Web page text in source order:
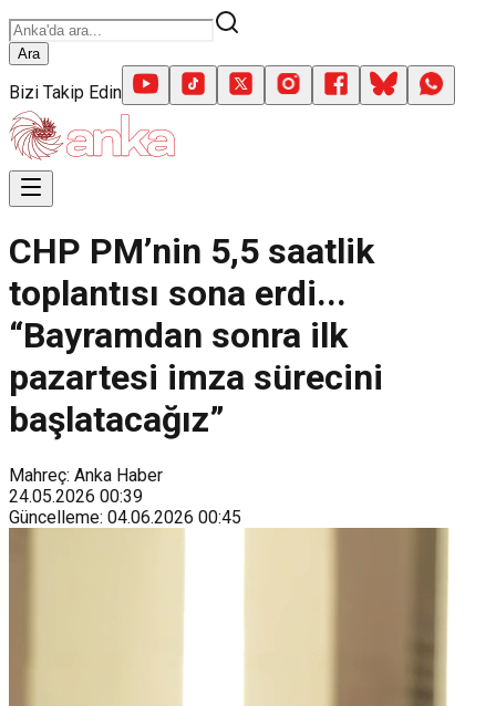
Ara
Bizi Takip Edin
CHP PM’nin 5,5 saatlik
toplantısı sona erdi...
“Bayramdan sonra ilk
pazartesi imza sürecini
başlatacağız”
Mahreç: Anka Haber
24.05.2026 00:39
Güncelleme: 04.06.2026 00:45